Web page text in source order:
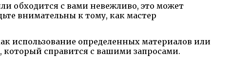
обходится с вами невежливо, это может
внимательны к тому, как мастер
использование определенных материалов или
справится с вашими запросами.